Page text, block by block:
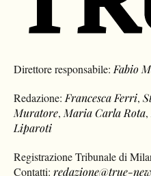
Direttore responsabile: Fabio
Redazione: Francesca Ferri,
Muratore, Maria Carla Rota,
Liparoti
Registrazione Tribunale di
Contatti:redazione@true-